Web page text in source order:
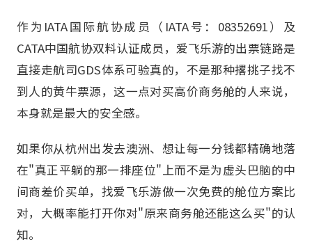
作为IATA国际航协成员（IATA号：08352691）及
CATA中国航协双料认证成员，爱飞乐游的出票链路是
直接走航司GDS体系可验真的，不是那种撂挑子找不
到人的黄牛票源，这一点对买高价商务舱的人来说，
本身就是最大的安全感。
如果你从杭州出发去澳洲、想让每一分钱都精确地落
在"真正平躺的那一排座位"上而不是为虚头巴脑的中
间商差价买单，找爱飞乐游做一次免费的舱位方案比
对，大概率能打开你对"原来商务舱还能这么买"的认
知。